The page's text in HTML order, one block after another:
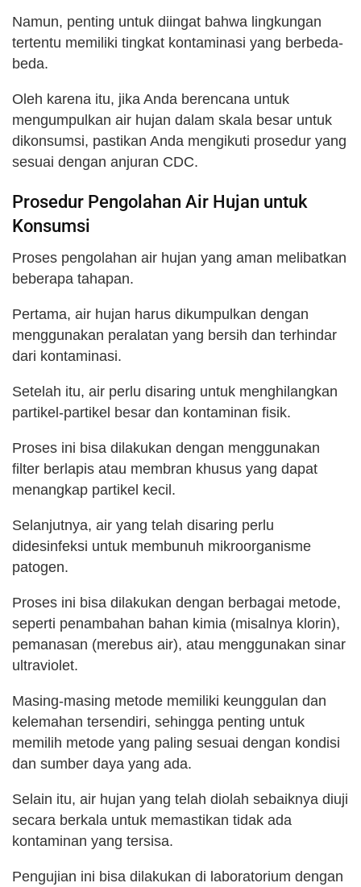
Namun, penting untuk diingat bahwa lingkungan
tertentu memiliki tingkat kontaminasi yang berbeda-
beda.
Oleh karena itu, jika Anda berencana untuk
mengumpulkan air hujan dalam skala besar untuk
dikonsumsi, pastikan Anda mengikuti prosedur yang
sesuai dengan anjuran CDC.
Prosedur Pengolahan Air Hujan untuk
Konsumsi
Proses pengolahan air hujan yang aman melibatkan
beberapa tahapan.
Pertama, air hujan harus dikumpulkan dengan
menggunakan peralatan yang bersih dan terhindar
dari kontaminasi.
Setelah itu, air perlu disaring untuk menghilangkan
partikel-partikel besar dan kontaminan fisik.
Proses ini bisa dilakukan dengan menggunakan
filter berlapis atau membran khusus yang dapat
menangkap partikel kecil.
Selanjutnya, air yang telah disaring perlu
didesinfeksi untuk membunuh mikroorganisme
patogen.
Proses ini bisa dilakukan dengan berbagai metode,
seperti penambahan bahan kimia (misalnya klorin),
pemanasan (merebus air), atau menggunakan sinar
ultraviolet.
Masing-masing metode memiliki keunggulan dan
kelemahan tersendiri, sehingga penting untuk
memilih metode yang paling sesuai dengan kondisi
dan sumber daya yang ada.
Selain itu, air hujan yang telah diolah sebaiknya diuji
secara berkala untuk memastikan tidak ada
kontaminan yang tersisa.
Pengujian ini bisa dilakukan di laboratorium dengan